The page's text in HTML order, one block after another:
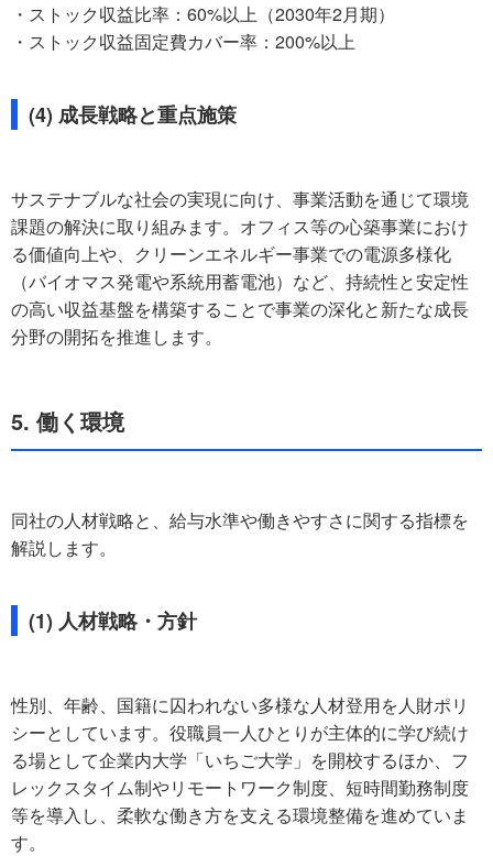
・ストック収益比率：60%以上（2030年2月期）
・ストック収益固定費カバー率：200%以上
(4) 成長戦略と重点施策
サステナブルな社会の実現に向け、事業活動を通じて環境
課題の解決に取り組みます。オフィス等の心築事業におけ
る価値向上や、クリーンエネルギー事業での電源多様化
（バイオマス発電や系統用蓄電池）など、持続性と安定性
の高い収益基盤を構築することで事業の深化と新たな成長
分野の開拓を推進します。
5. 働く環境
同社の人材戦略と、給与水準や働きやすさに関する指標を
解説します。
(1) 人材戦略・方針
性別、年齢、国籍に囚われない多様な人材登用を人財ポリ
シーとしています。役職員一人ひとりが主体的に学び続け
る場として企業内大学「いちご大学」を開校するほか、フ
レックスタイム制やリモートワーク制度、短時間勤務制度
等を導入し、柔軟な働き方を支える環境整備を進めていま
す。